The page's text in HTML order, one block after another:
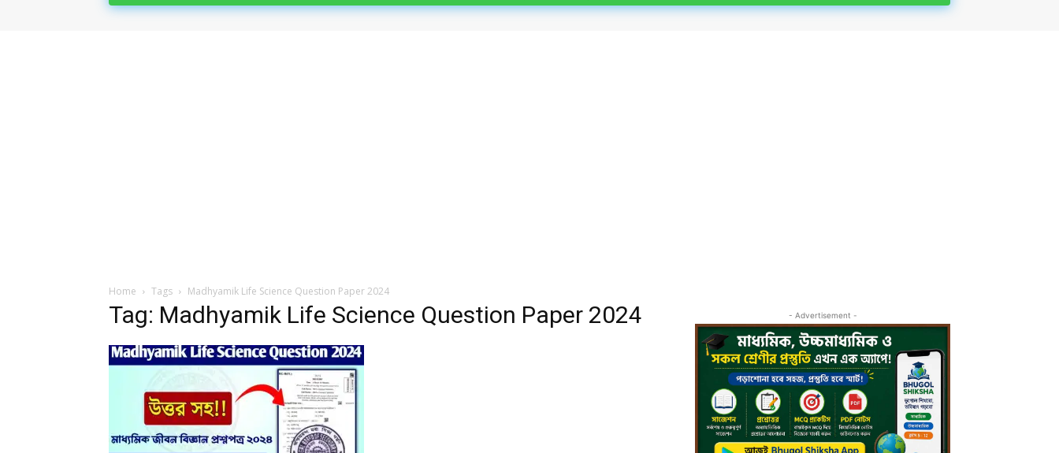
Home Tags Madhyamik Life Science Question Paper 2024
Tag: Madhyamik Life Science Question Paper 2024 - Advertisement -